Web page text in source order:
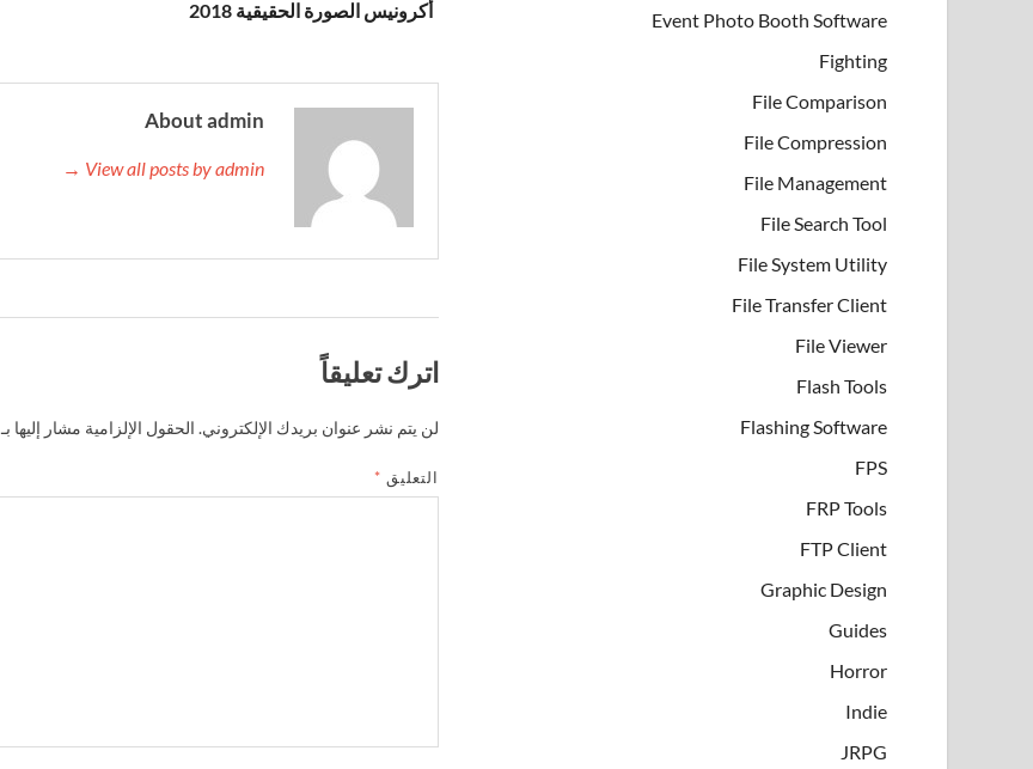
أكرونيس الصورة الحقيقية 2018
About admin
View all posts by admin →
اترك تعليقاً
لن يتم نشر عنوان بريدك الإلكتروني. الحقول الإلزامية مشار إليها بـ
التعليق *
Event Photo Booth Software
Fighting
File Comparison
File Compression
File Management
File Search Tool
File System Utility
File Transfer Client
File Viewer
Flash Tools
Flashing Software
FPS
FRP Tools
FTP Client
Graphic Design
Guides
Horror
Indie
JRPG